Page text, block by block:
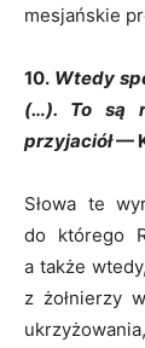
mesjańskie
10. Wtedy
(…). To są
przyjaciół—
Słowa te
do którego
a także
z żołnierzy